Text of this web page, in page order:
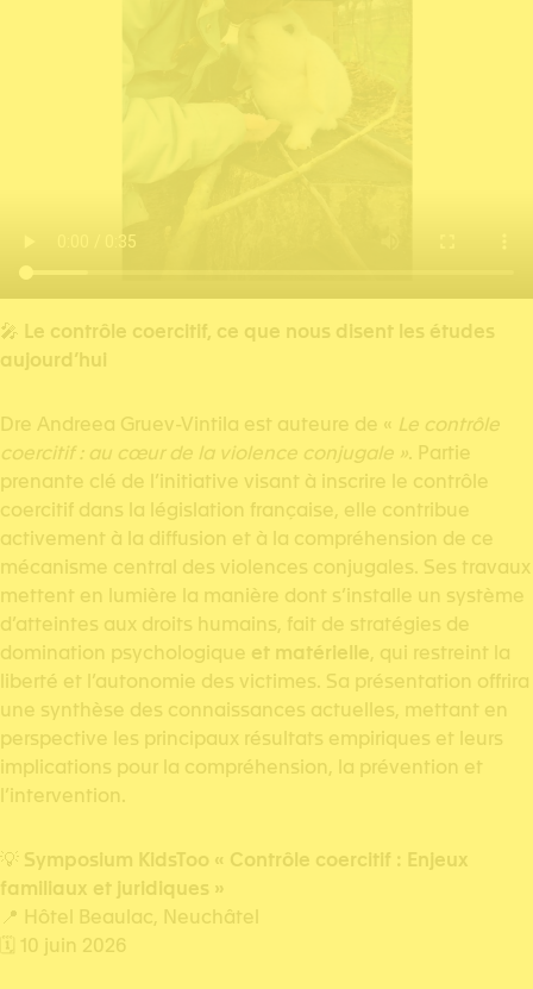
🎤 Le contrôle coercitif, ce que nous disent les études
aujourd’hui
Dre Andreea Gruev-Vintila est auteure de « Le contrôle
coercitif : au cœur de la violence conjugale ». Partie
prenante clé de l’initiative visant à inscrire le contrôle
coercitif dans la législation française, elle contribue
activement à la diffusion et à la compréhension de ce
mécanisme central des violences conjugales. Ses travaux
mettent en lumière la manière dont s’installe un système
d’atteintes aux droits humains, fait de stratégies de
domination psychologique et matérielle, qui restreint la
liberté et l’autonomie des victimes. Sa présentation offrira
une synthèse des connaissances actuelles, mettant en
perspective les principaux résultats empiriques et leurs
implications pour la compréhension, la prévention et
l’intervention.
💡 Symposium KidsToo « Contrôle coercitif : Enjeux
familiaux et juridiques »
📍 Hôtel Beaulac, Neuchâtel
🗓️ 10 juin 2026